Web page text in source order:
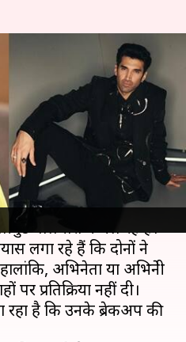
अनन्या पांडे
ने लगाई
pm
रॉय कपूर के इश्क के
गलियारों में चल रहे हैं।
लगा रहे हैं कि दोनों ने
अभिनेता या अभिनेत्री
प्रतिक्रिया नहीं दी।
रहा है कि उनके ब्रेकअप की